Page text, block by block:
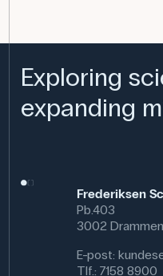
Exploring
expanding
Frederiksen
Pb.403
3002 Drammen
E-post:
Tlf.: 7158 8900